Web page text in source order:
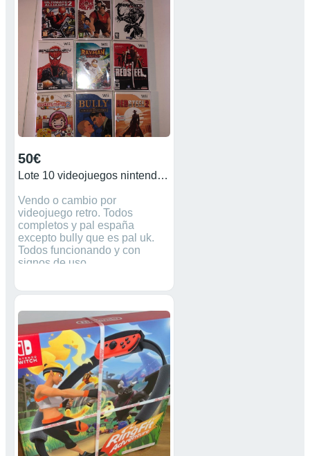
50€
Lote 10 videojuegos nintendo wii
Vendo o cambio por
videojuego retro. Todos
completos y pal españa
excepto bully que es pal uk.
Todos funcionando y con
signos de uso